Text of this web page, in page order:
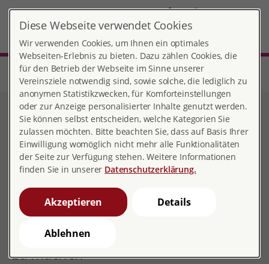
DE
Start Niedersachsen
Beratungsstelle Göttingen
Sexuelle Bildung
Gewaltpräventionsprojekt "Ziggy zeigt Zähne"
Gewaltpräventionsprojekt
"Ziggy zeigt Zähne"
Präventionsprojekt gegen sexuelle
Gewalt "Ziggy zeigt Zähne"
Kinder schützen - ohne ihnen Angst
zu machen
Diese Webseite verwendet Cookies
Wir verwenden Cookies, um Ihnen ein optimales
Webseiten-Erlebnis zu bieten. Dazu zählen Cookies, die
für den Betrieb der Webseite im Sinne unserer
Vereinsziele notwendig sind, sowie solche, die lediglich zu
anonymen Statistikzwecken, für Komforteinstellungen
oder zur Anzeige personalisierter Inhalte genutzt werden.
Sie können selbst entscheiden, welche Kategorien Sie
zulassen möchten. Bitte beachten Sie, dass auf Basis Ihrer
Einwilligung womöglich nicht mehr alle Funktionalitäten
der Seite zur Verfügung stehen. Weitere Informationen
finden Sie in unserer Datenschutzerklärung.
Akzeptieren Details
Ablehnen